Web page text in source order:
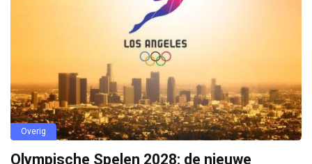
Overig
Olympische Spelen 2028: de nieuwe